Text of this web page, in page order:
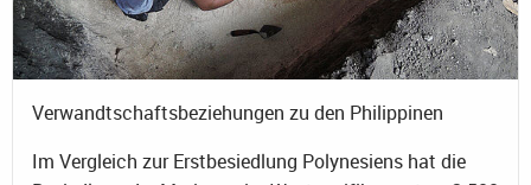
Verwandtschaftsbeziehungen zu den Philippinen
Im Vergleich zur Erstbesiedlung Polynesiens hat die